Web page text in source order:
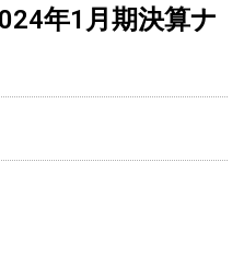
年1月期決算ナ